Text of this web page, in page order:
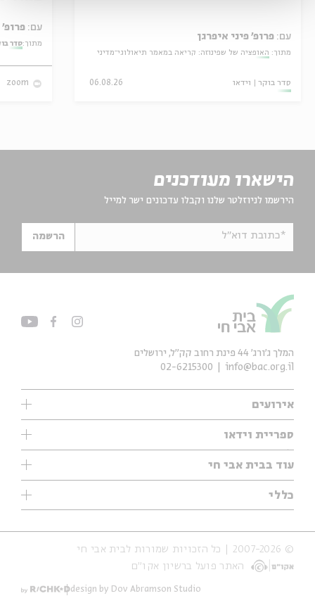
עם: פרופ' פיני איפרגן
מתוך: האופציה של שפינוזה: קריאה במאמר תיאולוגי־מדיני
סדר בוקר וידאו 06.08.26
עם: פרופ' אביגדור שנאן
מתוך:סדר
zoom
הישארו מעודכנים
הירשמו לניוזלטר שלנו וקבלו עדכונים ישר למייל
*כתובת דוא"ל הרשמה
אירועים
עיון
אנגלית
נוער
סדרות
אירועי עבר
אירועים בירושלים
ספריית וידאו
ילדים
מוזיקה
עיון
מיוחדים
עוד בבית אבי חי
תערוכות
מיוחדים
כללי
אודות
הצהרת נגישות
תנאי שימוש והצהרת פרטיות
המלך ג'ורג' 44 פינת רחוב קק״ל, ירושלים
info@bac.org.il
02-6215300
© 2007-2026 | כל הזכויות שמורות לבית אבי חי
האתר פועל ברשיון אקו״ם
design by Dov Abramson Studio